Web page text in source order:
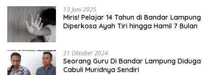
13 Juni 2025
Miris! Pelajar 14 Tahun di Bandar Lampung
Diperkosa Ayah Tiri hingga Hamil 7 Bulan
31 Oktober 2024
Seorang Guru Di Bandar Lampung Diduga
Cabuli Muridnya Sendiri